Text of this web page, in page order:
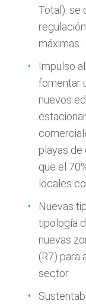
Total): se
máximas.
Impulso al
fomentar
nuevos
playas de
que el
locales
Nuevas
tipología
nuevas
(R7) para
sector.